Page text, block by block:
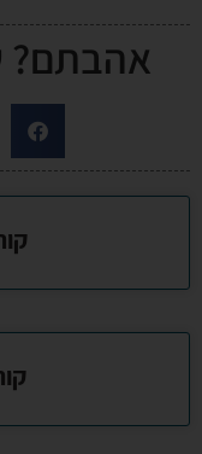
אהבתם?